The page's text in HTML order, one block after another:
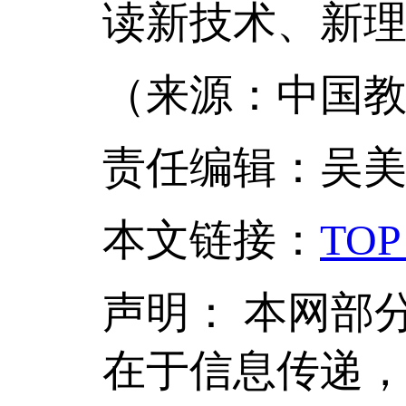
读新技术、新
（来源：中国
责任编辑：吴
本文链接 ：
声明： 本网部
在于信息传递